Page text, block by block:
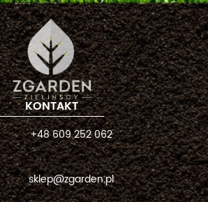
KONTAKT
+48 609 252 062
sklep@zgarden.pl